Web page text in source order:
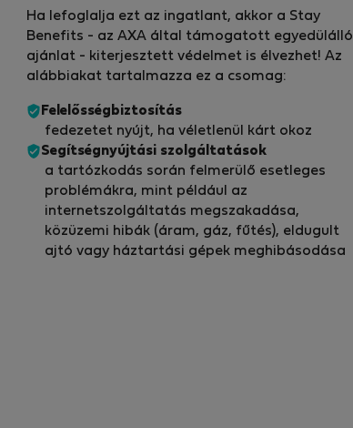
Ha lefoglalja ezt az ingatlant, akkor a Stay
Benefits - az AXA által támogatott egyedülálló
ajánlat - kiterjesztett védelmet is élvezhet! Az
alábbiakat tartalmazza ez a csomag:
Felelősségbiztosítás
fedezetet nyújt, ha véletlenül kárt okoz
Segítségnyújtási szolgáltatások
a tartózkodás során felmerülő esetleges
problémákra, mint például az
internetszolgáltatás megszakadása,
közüzemi hibák (áram, gáz, fűtés), eldugult
ajtó vagy háztartási gépek meghibásodása